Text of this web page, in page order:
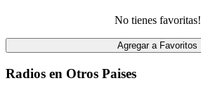
No tienes favoritas!
Radios en Otros Paises